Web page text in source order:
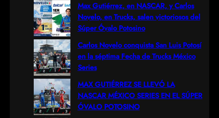
Max Gutiérrez, en NASCAR, y Carlos
Novelo, en Trucks, salen victoriosos del
Súper Óvalo Potosino
Carlos Novelo conquista San Luis Potosí
en la séptima Fecha de Trucks México
Series
MAX GUTIÉRREZ SE LLEVÓ LA
NASCAR MÉXICO SERIES EN EL SÚPER
ÓVALO POTOSINO